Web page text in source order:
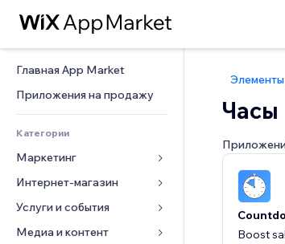
Главная App Market
Приложения на продажу
Категории
Маркетинг
Реклама
Моб. версия
Веб-аналитика
Интернет-магазин
Приложения для магазинов
Доставка
Услуги и события
Отели
Медиа и контент
Часы
Boost